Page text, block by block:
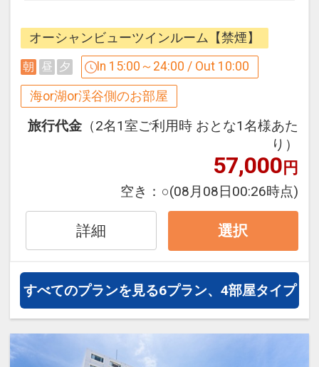
メニティが付いておりません。
別途朝食代を現地にてお支払い頂きま
す。
４～６歳：６５０円(税込) ３歳：４００
円(税込) ２歳以下代金不要
【車】那覇空港より約１５分
【95番バス 最終19：00】那覇空港→ア
ウトレットモールあしびなー下車徒歩約
【ゆいレール＋56番バス 最終21：40】
ゆいレール那覇空港→赤嶺駅
徒歩約６分
当ホテルからはキレイな海の色、白い砂
浜、那覇空港・滑走路の夜景や慶良間諸
島に沈む最高の夕焼けが楽しめます。
「沖縄アウトレットモール あしびなー」
（徒歩約6分、約450ｍ）や豊崎海浜公
園（人工ビーチ、徒歩約11分、約850
ｍ）などショッピングや海水浴などが近
また、近隣にはレンタカー会社営業所や
那覇空港自動車道・名嘉地（なかち）IC
も10分ほどの場所にあり、沖縄本島中
部・北部への観光にも大変便利です。
□朝食バイキング付き
□駐車場利用代金不要
□大浴場利用可能
□屋外プール利用可能(夏季限定)
オーシャンビューツインルーム【禁煙】
朝 昼 夕 In 15:00～24:00 / Out 10:00
海or湖or渓谷側のお部屋
旅行代金 （2名1室ご利用時 おとな1名様あた
り）
57,000円
空き： ○(08月08日00:26時点)
詳細 選択
すべてのプランを見る6プラン、4部屋タイプ